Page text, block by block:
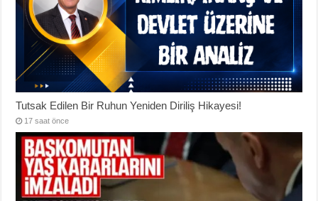
Tutsak Edilen Bir Ruhun Yeniden Diriliş Hikayesi!
17 saat önce